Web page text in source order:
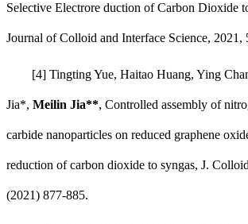
Selective Electrore duction of Carbon Dioxide
Journal of Colloid and Interface Science, 2021,
[4] Tingting Yue, Haitao Huang, Ying
Jia*, Meilin Jia**, Controlled assembly of
carbide nanoparticles on reduced graphene
reduction of carbon dioxide to syngas, J.
(2021) 877-885.